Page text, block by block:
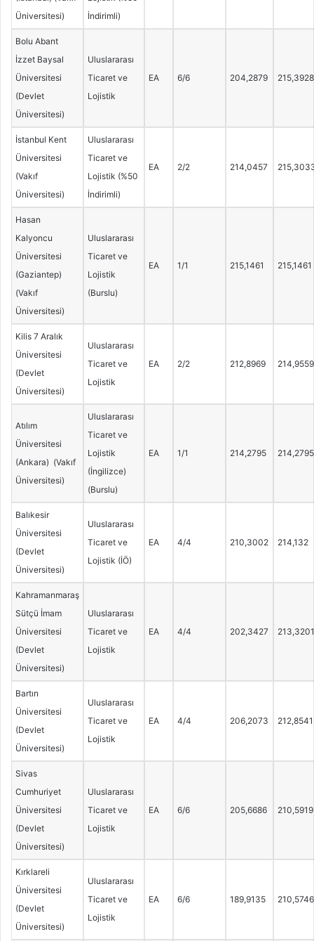
Üniversitesi)
İndirimli)
Bolu Abant
İzzet Baysal
Üniversitesi
(Devlet
Üniversitesi)
Uluslararası
Ticaret ve
Lojistik
EA 6/6 204,2879 215,3928
İstanbul Kent
Üniversitesi
(Vakıf
Üniversitesi)
Uluslararası
Ticaret ve
Lojistik (%50
İndirimli)
EA 2/2 214,0457
Hasan
Kalyoncu
Üniversitesi
(Gaziantep)
(Vakıf
Üniversitesi)
Uluslararası
Ticaret ve
Lojistik
(Burslu)
EA 1/1 215,1461 215,1461
Kilis 7 Aralık
Üniversitesi
(Devlet
Üniversitesi)
Uluslararası
Ticaret ve
Lojistik
EA 2/2 212,8969 214,9559
Atılım
Üniversitesi
(Ankara) (Vakıf
Üniversitesi)
Uluslararası
Ticaret ve
Lojistik
(İngilizce)
(Burslu)
EA 1/1 214,2795 214,2795
Balıkesir
Üniversitesi
(Devlet
Üniversitesi)
Uluslararası
Ticaret ve
Lojistik (İÖ)
EA 4/4 210,3002 214,132
Kahramanmaraş
Sütçü İmam
Üniversitesi
(Devlet
Üniversitesi)
Uluslararası
Ticaret ve
Lojistik
EA 4/4 202,3427 213,3201
Bartın
Üniversitesi
(Devlet
Üniversitesi)
Uluslararası
Ticaret ve
Lojistik
EA 4/4 206,2073 212,8541
Sivas
Cumhuriyet
Üniversitesi
(Devlet
Üniversitesi)
Uluslararası
Ticaret ve
Lojistik
EA 6/6 205,6686 210,5919
Kırklareli
Üniversitesi
(Devlet
Üniversitesi)
Uluslararası
Ticaret ve
Lojistik
EA 6/6 189,9135 210,5746